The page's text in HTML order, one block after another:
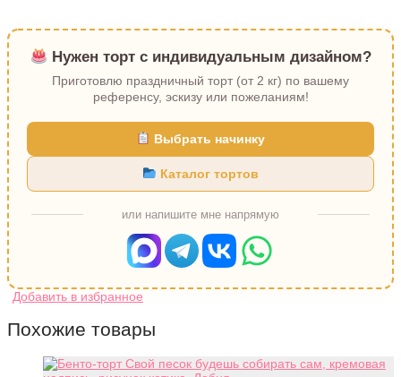
Нужен торт с индивидуальным дизайном?
Приготовлю праздничный торт (от 2 кг) по вашему
референсу, эскизу или пожеланиям!
Выбрать начинку
Каталог тортов
или напишите мне напрямую
Похожие товары